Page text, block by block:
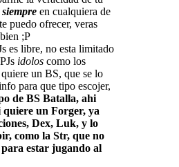
siempre en cualquiera de
puedo ofrecer, veras
;P
es libre, no esta limitado
idolos como los
un BS, que se lo
para que tipo escojer,
de BS Batalla, ahi
quiere un Forger, ya
Dex, Luk, y lo
como la Str, que no
estar jugando al